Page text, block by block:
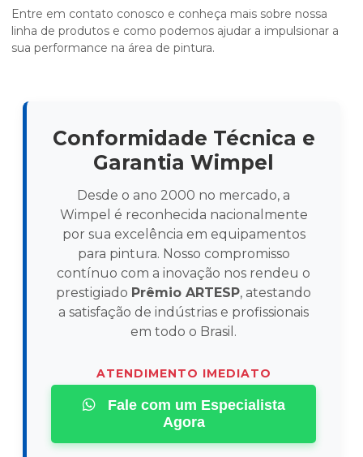
Entre em contato conosco e conheça mais sobre nossa
linha de produtos e como podemos ajudar a impulsionar a
sua performance na área de pintura.
Conformidade Técnica e
Garantia Wimpel
Desde o ano 2000 no mercado, a
Wimpel é reconhecida nacionalmente
por sua excelência em equipamentos
para pintura. Nosso compromisso
contínuo com a inovação nos rendeu o
prestigiado Prêmio ARTESP, atestando
a satisfação de indústrias e profissionais
em todo o Brasil.
ATENDIMENTO IMEDIATO
Fale com um Especialista
Agora